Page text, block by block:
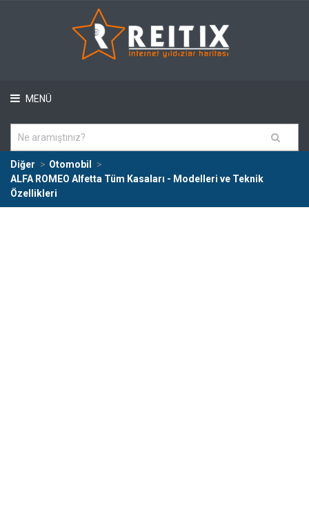
MENÜ
Diğer
Otomobil
ALFA ROMEO Alfetta Tüm Kasaları - Modelleri ve Teknik
Özellikleri